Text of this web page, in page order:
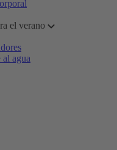
el verano
agua